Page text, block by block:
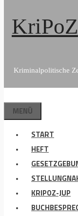
KriPoZ
Kriminalpolitische
MENÜ
START
HEFT
KRIPOZ-JUP